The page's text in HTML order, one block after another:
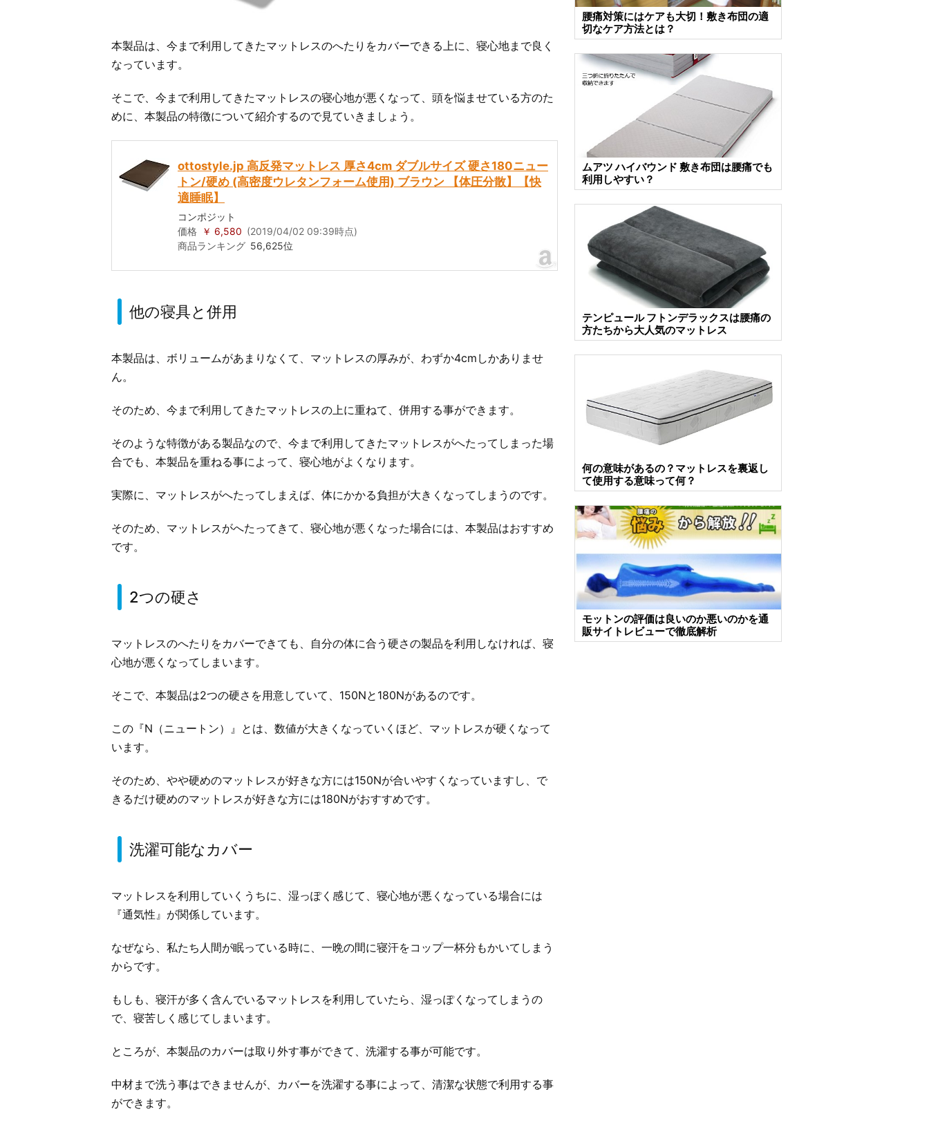
本製品は、今まで利用してきたマットレスのへたりをカバーできる上に、寝心地まで良く
なっています。
そこで、今まで利用してきたマットレスの寝心地が悪くなって、頭を悩ませている方のた
めに、本製品の特徴について紹介するので見ていきましょう。
ottostyle.jp 高反発マットレス 厚さ4cm ダブルサイズ 硬さ180ニュー
トン/硬め (高密度ウレタンフォーム使用) ブラウン 【体圧分散】【快
適睡眠】
コンポジット
価格
￥ 6,580 (2019/04/02 09:39時点)
商品ランキング 56,625位
他の寝具と併用
本製品は、ボリュームがあまりなくて、マットレスの厚みが、わずか4cmしかありませ
ん。
そのため、今まで利用してきたマットレスの上に重ねて、併用する事ができます。
そのような特徴がある製品なので、今まで利用してきたマットレスがへたってしまった場
合でも、本製品を重ねる事によって、寝心地がよくなります。
実際に、マットレスがへたってしまえば、体にかかる負担が大きくなってしまうのです。
そのため、マットレスがへたってきて、寝心地が悪くなった場合には、本製品はおすすめ
です。
2つの硬さ
マットレスのへたりをカバーできても、自分の体に合う硬さの製品を利用しなければ、寝
心地が悪くなってしまいます。
そこで、本製品は2つの硬さを用意していて、150Nと180Nがあるのです。
この『N（ニュートン）』とは、数値が大きくなっていくほど、マットレスが硬くなって
います。
そのため、やや硬めのマットレスが好きな方には150Nが合いやすくなっていますし、で
きるだけ硬めのマットレスが好きな方には180Nがおすすめです。
洗濯可能なカバー
マットレスを利用していくうちに、湿っぽく感じて、寝心地が悪くなっている場合には
『通気性』が関係しています。
なぜなら、私たち人間が眠っている時に、一晩の間に寝汗をコップ一杯分もかいてしまう
からです。
もしも、寝汗が多く含んでいるマットレスを利用していたら、湿っぽくなってしまうの
で、寝苦しく感じてしまいます。
ところが、本製品のカバーは取り外す事ができて、洗濯する事が可能です。
中材まで洗う事はできませんが、カバーを洗濯する事によって、清潔な状態で利用する事
ができます。
腰痛対策にはケアも大切！敷き布団の適
切なケア方法とは？
ムアツ ハイバウンド 敷き布団は腰痛でも
利用しやすい？
テンピュール フトンデラックスは腰痛の
方たちから大人気のマットレス
何の意味があるの？マットレスを裏返し
て使用する意味って何？
モットンの評価は良いのか悪いのかを通
販サイトレビューで徹底解析